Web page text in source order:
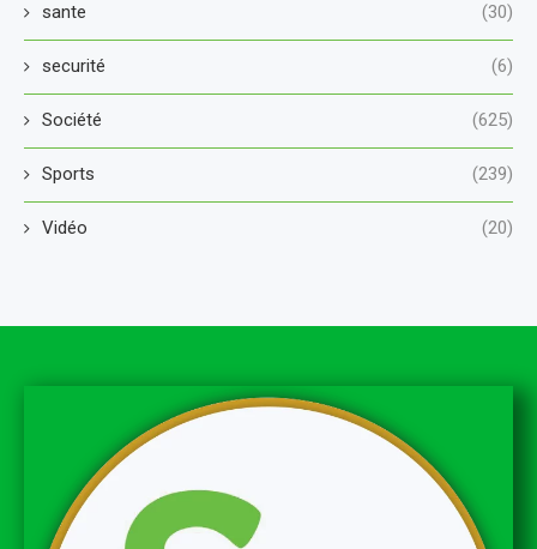
sante (30)
securité (6)
Société (625)
Sports (239)
Vidéo (20)